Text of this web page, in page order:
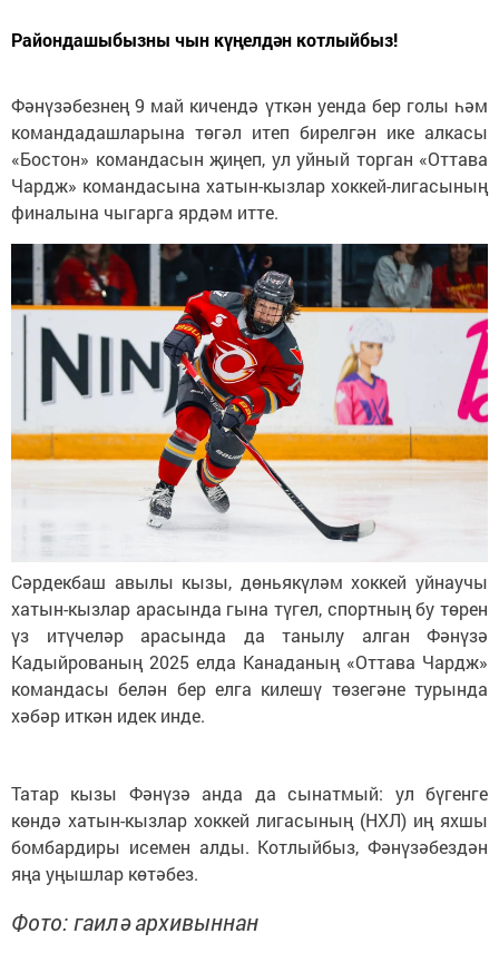
Райондашыбызны чын күңелдән котлыйбыз!
Фәнүзәбезнең 9 май кичендә үткән уенда бер голы һәм
командадашларына төгәл итеп бирелгән ике алкасы
«Бостон» командасын җиңеп, ул уйный торган «Оттава
Чардж» командасына хатын-кызлар хоккей-лигасының
финалына чыгарга ярдәм итте.
Сәрдекбаш авылы кызы, дөньякүләм хоккей уйнаучы
хатын-кызлар арасында гына түгел, спортның бу төрен
үз итүчеләр арасында да танылу алган Фәнүзә
Кадыйрованың 2025 елда Канаданың «Оттава Чардж»
командасы белән бер елга килешү төзегәне турында
хәбәр иткән идек инде.
Татар кызы Фәнүзә анда да сынатмый: ул бүгенге
көндә хатын-кызлар хоккей лигасының (НХЛ) иң яхшы
бомбардиры исемен алды. Котлыйбыз, Фәнүзәбездән
яңа уңышлар көтәбез.
Фото: гаилә архивыннан